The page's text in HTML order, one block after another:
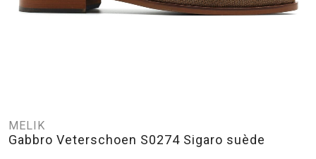
MELIK
Gabbro Veterschoen S0274 Sigaro suède